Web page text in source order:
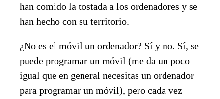
han comido la tostada a los ordenadores y se
han hecho con su territorio.
¿No es el móvil un ordenador? Sí y no. Sí, se
puede programar un móvil (me da un poco
igual que en general necesitas un ordenador
para programar un móvil), pero cada vez